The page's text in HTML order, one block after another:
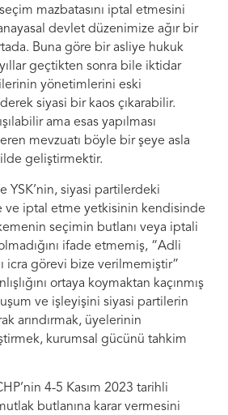
mazbatasını iptal etmesini
devlet düzenimize ağır bir
Buna göre bir asliye hukuk
geçtikten sonra bile iktidar
yönetimlerini eski
siyasi bir kaos çıkarabilir.
ama esas yapılması
mevzuatı böyle bir şeye asla
geliştirmektir.
YSK’nin, siyasi partilerdeki
ve iptal etme yetkisinin kendisinde
seçimin butlanı veya iptali
ifade etmemiş, “Adli
icra görevi bize verilmemiştir”
ortaya koymaktan kaçınmış
ve işleyişini siyasi partilerin
arındırmak, üyelerinin
kurumsal gücünü tahkim
4-5 Kasım 2023 tarihli
butlanına karar vermesini